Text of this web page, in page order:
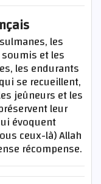
les
et les
les endurants
se recueillent,
jeûneurs et les
leur
évoquent
ceux-là) Allah
récompense.